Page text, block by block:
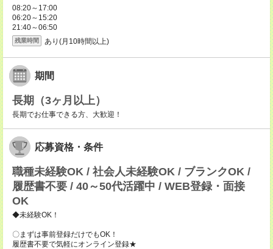
08:20～17:00
06:20～15:20
21:40～06:50
残業時間 あり(月10時間以上)
期間
長期（3ヶ月以上）
長期でお仕事できる方、大歓迎！
応募資格・条件
職種未経験OK / 社会人未経験OK / ブランクOK /
履歴書不要 / 40～50代活躍中 / WEB登録・面接
OK
◆未経験OK！
〇まずは事前登録だけでもOK！
履歴書不要で気軽にオンライン登録★